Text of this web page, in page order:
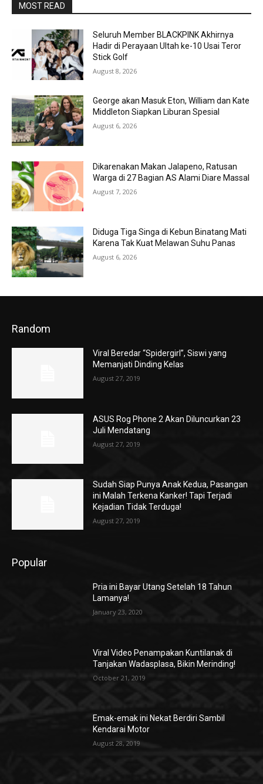
MOST READ
Seluruh Member BLACKPINK Akhirnya
Hadir di Perayaan Ultah ke-10 Usai Teror
Stick Golf
August 8, 2026
George akan Masuk Eton, William dan Kate
Middleton Siapkan Liburan Spesial
August 6, 2026
Dikarenakan Makan Jalapeno, Ratusan
Warga di 27 Bagian AS Alami Diare Massal
August 7, 2026
Diduga Tiga Singa di Kebun Binatang Mati
Karena Tak Kuat Melawan Suhu Panas
August 6, 2026
Random
Viral Beredar “Spidergirl”, Siswi yang
Memanjati Dinding Kelas
August 27, 2019
ASUS Rog Phone 2 Akan Diluncurkan 23
Juli Mendatang
August 27, 2019
Sudah Siap Punya Anak Kedua, Pasangan
ini Malah Terkena Kanker! Tapi Terjadi
Kejadian Tidak Terduga!
August 27, 2019
Popular
Pria ini Bayar Utang Setelah 18 Tahun
Lamanya!
January 23, 2020
Viral Video Penampakan Kuntilanak di
Tanjakan Wadasplasa, Bikin Merinding!
October 21, 2019
Emak-emak ini Nekat Berdiri Sambil
Kendarai Motor
August 28, 2019